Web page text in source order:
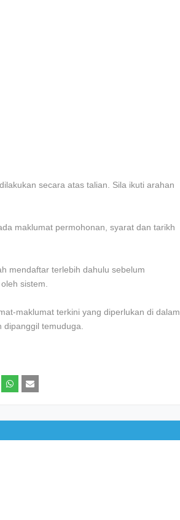
secara atas talian. Sila ikuti arahan
maklumat permohonan, syarat dan tarikh
mendaftar terlebih dahulu sebelum
sistem.
maklumat terkini yang diperlukan di dalam
dipanggil temuduga.